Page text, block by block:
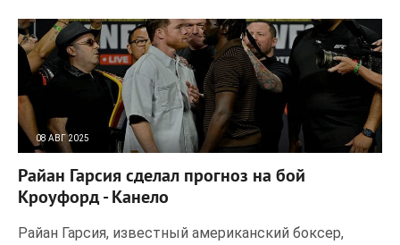
08 АВГ 2025
Райан Гарсия сделал прогноз на бой
Кроуфорд - Канело
Райан Гарсия, известный американский боксер,